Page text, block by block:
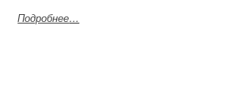
Подробнее…